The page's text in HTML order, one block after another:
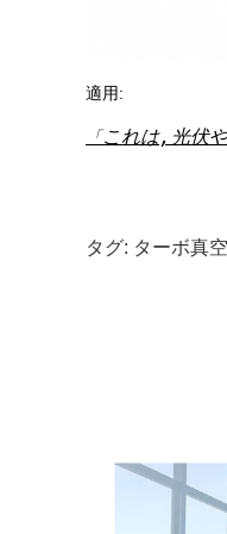
適用:
これは,光伏
タグ: ターボ真